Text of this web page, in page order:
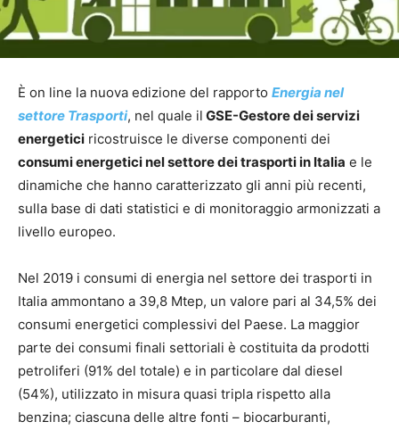
È on line la nuova edizione del rapporto Energia nel
settore Trasporti, nel quale il GSE-Gestore dei servizi
energetici ricostruisce le diverse componenti dei
consumi energetici nel settore dei trasporti in Italia e le
dinamiche che hanno caratterizzato gli anni più recenti,
sulla base di dati statistici e di monitoraggio armonizzati a
livello europeo.
Nel 2019 i consumi di energia nel settore dei trasporti in
Italia ammontano a 39,8 Mtep, un valore pari al 34,5% dei
consumi energetici complessivi del Paese. La maggior
parte dei consumi finali settoriali è costituita da prodotti
petroliferi (91% del totale) e in particolare dal diesel
(54%), utilizzato in misura quasi tripla rispetto alla
benzina; ciascuna delle altre fonti – biocarburanti,